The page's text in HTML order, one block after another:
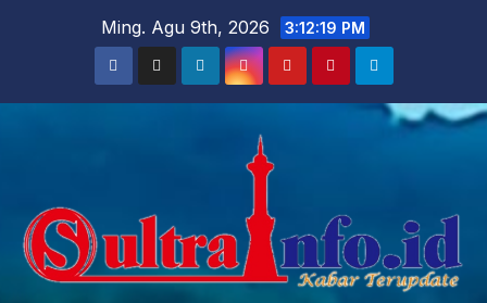
Ming. Agu 9th, 2026 3:12:20 PM